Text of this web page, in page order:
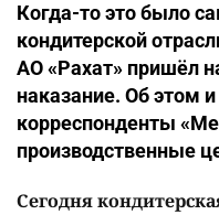
Когда-то это было
кондитерской
АО «Рахат» пришёл
наказание. Об этом
корреспонденты
производственные
Сегодня